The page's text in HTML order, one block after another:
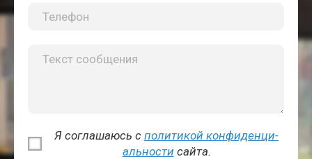
Я соглашаюсь с политикой кон­фи­ден­ци­
аль­но­сти сайта.